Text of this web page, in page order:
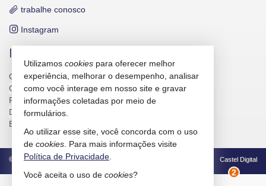
trabalhe conosco
Instagram
INDICADORES FINANCEIROS
CUB /SC
R$ 3.151,24
CUB /SC variação
0,95%
Poupança
0,6738%
Dólar Comercial
Euro
© 2026 CRECI/SC 4586-J Política de Privacidade Castel Digital
Utilizamos cookies para oferecer melhor
experiência, melhorar o desempenho, analisar
como você interage em nosso site e gravar
informações coletadas por meio de
formulários.
Ao utilizar esse site, você concorda com o uso
de cookies . Para mais informações visite
Política de Privacidade
Você aceita o uso de cookies?